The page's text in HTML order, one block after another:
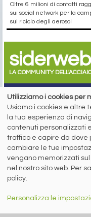
Oltre 6 milioni di contatti
sui social network per la
sul riciclo degli aerosol
siderweb
LA COMMUNITY
Siderweb S.p.A. SB Società
ISSN 2532-2982
Sede sociale: Flero (Brescia)
E.
info@siderweb.com
Tutti i diritti sono riservati
Privacy policy
MENU
Utilizziamo i cookies per
Usiamo i cookies e altre
la tua esperienza di
contenuti personalizzati
traffico e capire da dove
cambiare le tue
vengano memorizzati
nel nostro sito web. Per
policy.
Personalizza le